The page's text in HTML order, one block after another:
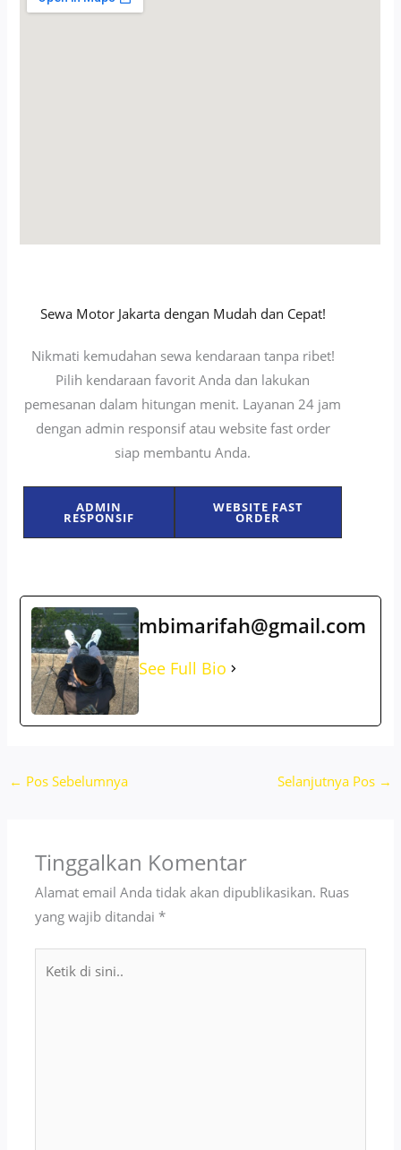
Sewa Motor Jakarta dengan Mudah dan Cepat!
Nikmati kemudahan sewa kendaraan tanpa ribet!
Pilih kendaraan favorit Anda dan lakukan
pemesanan dalam hitungan menit. Layanan 24 jam
dengan admin responsif atau website fast order
siap membantu Anda.
ADMIN
RESPONSIF
WEBSITE FAST
ORDER
mbimarifah@gmail.com
See Full Bio
← Pos Sebelumnya Selanjutnya Pos →
Tinggalkan Komentar
Alamat email Anda tidak akan dipublikasikan. Ruas
yang wajib ditandai*